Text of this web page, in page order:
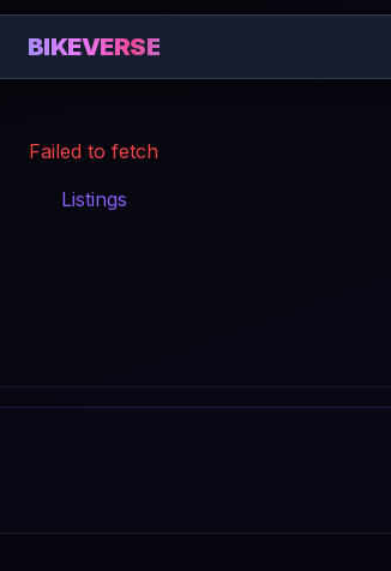
BIKEVERSE
Failed to fetch
Listings